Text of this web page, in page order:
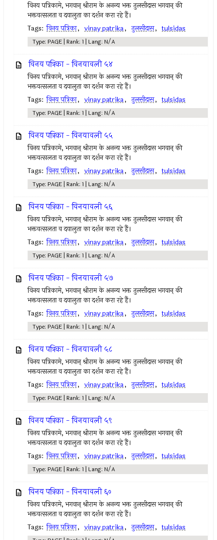
विनय पत्रिकामे, भगवान् श्रीराम के अनन्य भक्त तुलसीदास भगवान् की
भक्तवत्सलता व दयालुता का दर्शन करा रहे हैं।
Tags: विनय पत्रिका, vinay patrika, तुलसीदास, tulsidas
Type: PAGE | Rank: 1 | Lang: N/A
विनय पत्रिका - विनयावली ५४
विनय पत्रिकामे, भगवान् श्रीराम के अनन्य भक्त तुलसीदास भगवान् की
भक्तवत्सलता व दयालुता का दर्शन करा रहे हैं।
Tags: विनय पत्रिका, vinay patrika, तुलसीदास, tulsidas
Type: PAGE | Rank: 1 | Lang: N/A
विनय पत्रिका - विनयावली ५५
विनय पत्रिकामे, भगवान् श्रीराम के अनन्य भक्त तुलसीदास भगवान् की
भक्तवत्सलता व दयालुता का दर्शन करा रहे हैं।
Tags: विनय पत्रिका, vinay patrika, तुलसीदास, tulsidas
Type: PAGE | Rank: 1 | Lang: N/A
विनय पत्रिका - विनयावली ५६
विनय पत्रिकामे, भगवान् श्रीराम के अनन्य भक्त तुलसीदास भगवान् की
भक्तवत्सलता व दयालुता का दर्शन करा रहे हैं।
Tags: विनय पत्रिका, vinay patrika, तुलसीदास, tulsidas
Type: PAGE | Rank: 1 | Lang: N/A
विनय पत्रिका - विनयावली ५७
विनय पत्रिकामे, भगवान् श्रीराम के अनन्य भक्त तुलसीदास भगवान् की
भक्तवत्सलता व दयालुता का दर्शन करा रहे हैं।
Tags: विनय पत्रिका, vinay patrika, तुलसीदास, tulsidas
Type: PAGE | Rank: 1 | Lang: N/A
विनय पत्रिका - विनयावली ५८
विनय पत्रिकामे, भगवान् श्रीराम के अनन्य भक्त तुलसीदास भगवान् की
भक्तवत्सलता व दयालुता का दर्शन करा रहे हैं।
Tags: विनय पत्रिका, vinay patrika, तुलसीदास, tulsidas
Type: PAGE | Rank: 1 | Lang: N/A
विनय पत्रिका - विनयावली ५९
विनय पत्रिकामे, भगवान् श्रीराम के अनन्य भक्त तुलसीदास भगवान् की
भक्तवत्सलता व दयालुता का दर्शन करा रहे हैं।
Tags: विनय पत्रिका, vinay patrika, तुलसीदास, tulsidas
Type: PAGE | Rank: 1 | Lang: N/A
विनय पत्रिका - विनयावली ६०
विनय पत्रिकामे, भगवान् श्रीराम के अनन्य भक्त तुलसीदास भगवान् की
भक्तवत्सलता व दयालुता का दर्शन करा रहे हैं।
Tags: विनय पत्रिका, vinay patrika, तुलसीदास, tulsidas